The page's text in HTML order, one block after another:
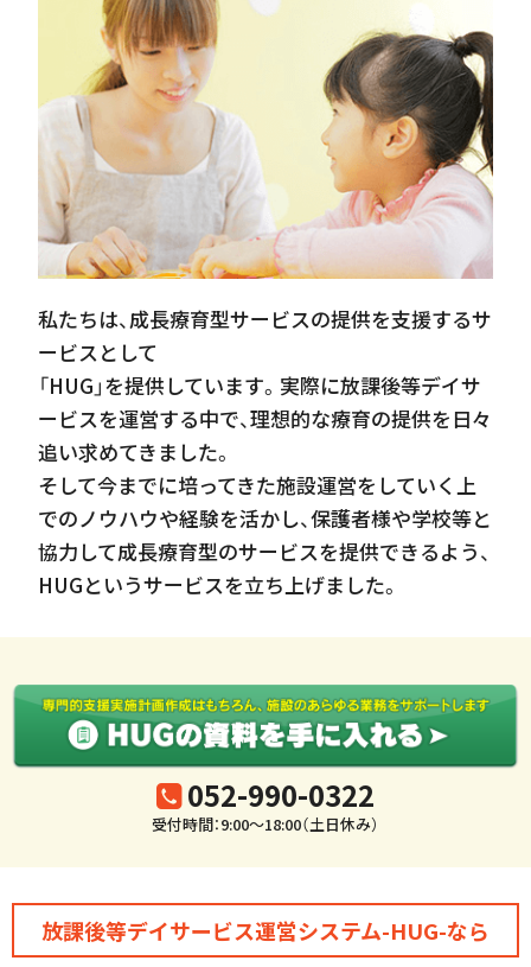
私たちは、成長療育型サービスの提供を支援するサ
ービスとして
「HUG」を提供しています。実際に放課後等デイサ
ービスを運営する中で、理想的な療育の提供を日々
追い求めてきました。
そして今までに培ってきた施設運営をしていく上
でのノウハウや経験を活かし、保護者様や学校等と
協力して成長療育型のサービスを提供できるよう、
HUGというサービスを立ち上げました。
052-990-0322
受付時間：9:00～18:00（土日休み）
放課後等デイサービス運営システム-HUG-なら